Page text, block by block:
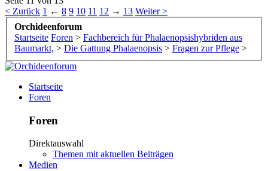
< Zurück 1 ← 8 9 10 11 12 → 13 Weiter >
Orchideenforum
Startseite Foren > Fachbereich für Phalaenopsishybriden aus
Baumarkt, > Die Gattung Phalaenopsis > Fragen zur Pflege >
Startseite
Foren
Foren
Direktauswahl
Themen mit aktuellen Beiträgen
Medien